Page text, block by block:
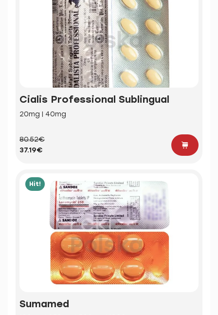
Cialis Professional Sublingual
20mg | 40mg
80.52€
37.19€
Hit!
Sumamed